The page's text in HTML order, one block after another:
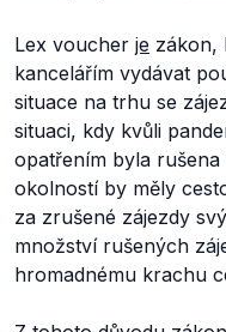
Lex voucher je zákon,
kancelářím vydávat
situace na trhu se
situaci, kdy kvůli
opatřením byla
okolností by měly
za zrušené zájezdy
množství rušených
hromadnému krachu